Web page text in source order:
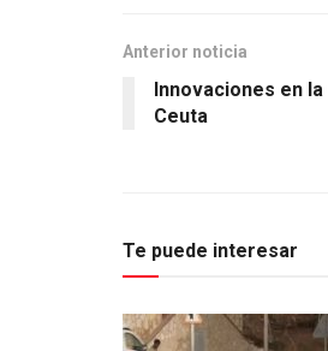
Anterior noticia
Innovaciones en
Ceuta
Te puede interesar